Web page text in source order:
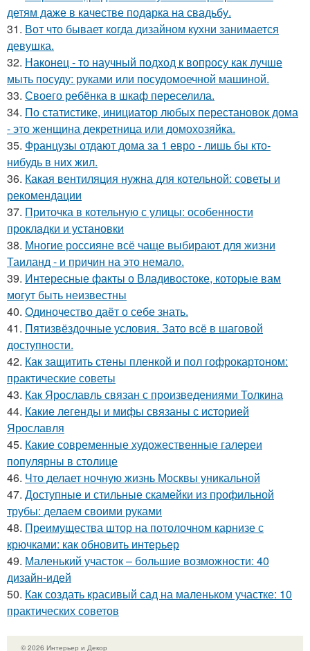
детям даже в качестве подарка на свадьбу.
31. Вот что бывает когда дизайном кухни занимается
девушка.
32. Наконец - то научный подход к вопросу как лучше
мыть посуду: руками или посудомоечной машиной.
33. Своего ребёнка в шкаф переселила.
34. По статистике, инициатор любых перестановок дома
- это женщина декретница или домохозяйка.
35. Французы отдают дома за 1 евро - лишь бы кто-
нибудь в них жил.
36. Какая вентиляция нужна для котельной: советы и
рекомендации
37. Приточка в котельную с улицы: особенности
прокладки и установки
38. Многие россияне всё чаще выбирают для жизни
Таиланд - и причин на это немало.
39. Интересные факты о Владивостоке, которые вам
могут быть неизвестны
40. Одиночество даёт о себе знать.
41. Пятизвёздочные условия. Зато всё в шаговой
доступности.
42. Как защитить стены пленкой и пол гофрокартоном:
практические советы
43. Как Ярославль связан с произведениями Толкина
44. Какие легенды и мифы связаны с историей
Ярославля
45. Какие современные художественные галереи
популярны в столице
46. Что делает ночную жизнь Москвы уникальной
47. Доступные и стильные скамейки из профильной
трубы: делаем своими руками
48. Преимущества штор на потолочном карнизе с
крючками: как обновить интерьер
49. Маленький участок – большие возможности: 40
дизайн-идей
50. Как создать красивый сад на маленьком участке: 10
практических советов
© 2026 Интерьер и Декор